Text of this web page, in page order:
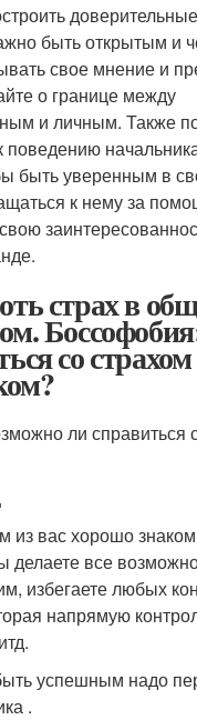
быть открытым и
свое мнение и
о границе между
и личным. Также
быть уверенным в
к нему за
страх в
со
ли справиться
из вас хорошо
делаете все
избегаете любых
напрямую
успешным надо
.